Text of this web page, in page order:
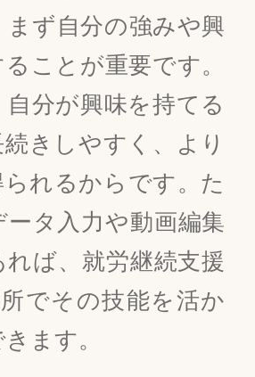
ず自分の強みや興
ことが重要です。
分が興味を持てる
きしやすく、より
れるからです。た
ータ入力や動画編集
ば、就労継続支援
でその技能を活か
ます。